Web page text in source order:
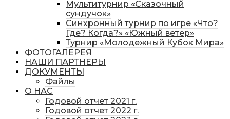
Мультитурнир «Сказочный
сундучок»
Синхронный турнир по игре «Что?
Где? Когда?» «Южный ветер»
Турнир «Молодежный Кубок Мира»
ФОТОГАЛЕРЕЯ
НАШИ ПАРТНЕРЫ
ДОКУМЕНТЫ
Файлы
О НАС
Годовой отчет 2021 г.
Годовой отчет 2022 г.